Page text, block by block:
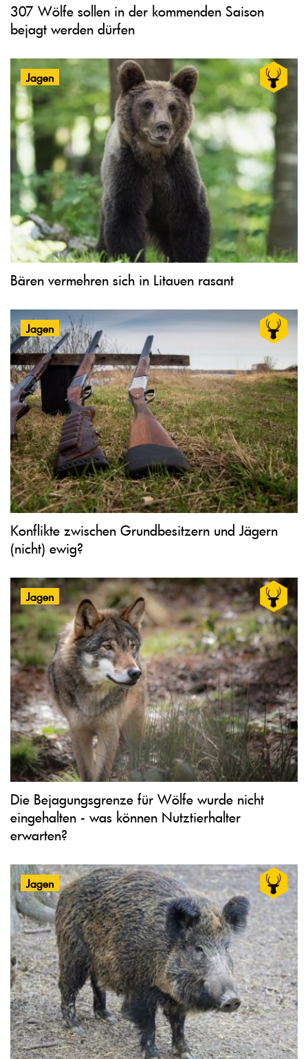
307 Wölfe sollen in der kommenden Saison
bejagt werden dürfen
Jagen
Bären vermehren sich in Litauen rasant
Jagen
Konflikte zwischen Grundbesitzern und Jägern
(nicht) ewig?
Jagen
Die Bejagungsgrenze für Wölfe wurde nicht
eingehalten - was können Nutztierhalter
erwarten?
Jagen